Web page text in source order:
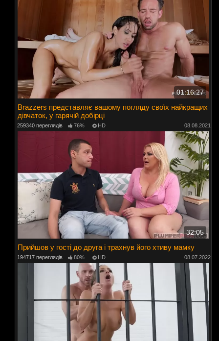
01:16:27
Brazzers представляє вашому погляду своїх найкращих
дівчаток, у гарячій добірці
259340 переглядів 76% HD 08.08.2021
32:05
Прийшов у гості до друга і трахнув його хтиву мамку
194717 переглядів 80% HD 08.07.2022